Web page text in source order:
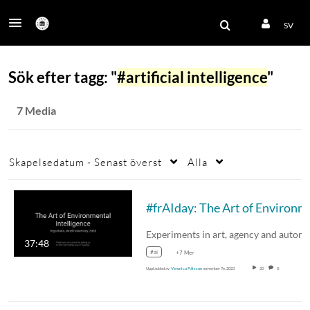
SV
Sök efter tagg: "#artificial intelligence"
7 Media
Skapelsedatum - Senast överst Alla
37:48
#ai +7 Mer
Uppladdad av Veronica Pålssonnovember 7e, 2023 20 0